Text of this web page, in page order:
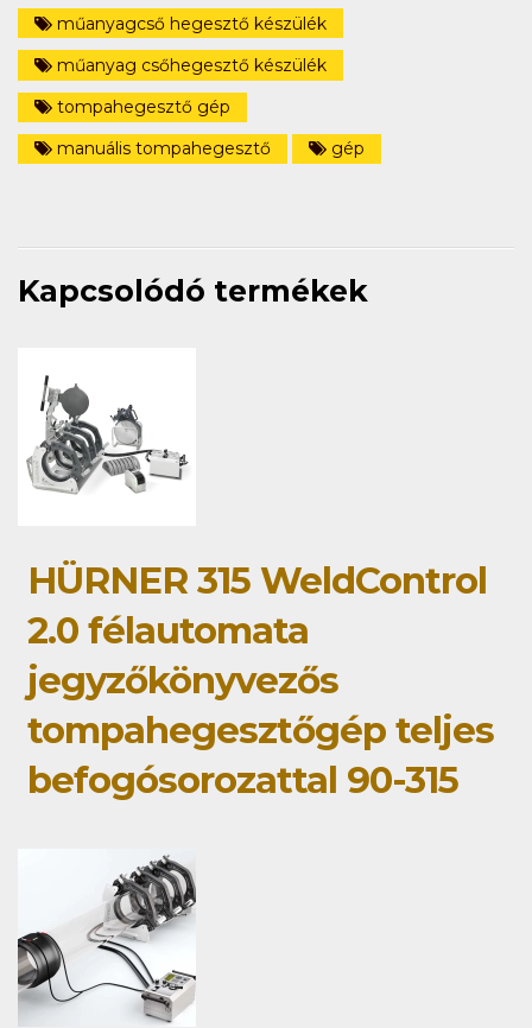
műanyagcső hegesztő készülék
műanyag csőhegesztő készülék
tompahegesztő gép
manuális tompahegesztő
gép
Kapcsolódó termékek
HÜRNER 315 WeldControl
2.0 félautomata
jegyzőkönyvezős
tompahegesztőgép teljes
befogósorozattal 90-315